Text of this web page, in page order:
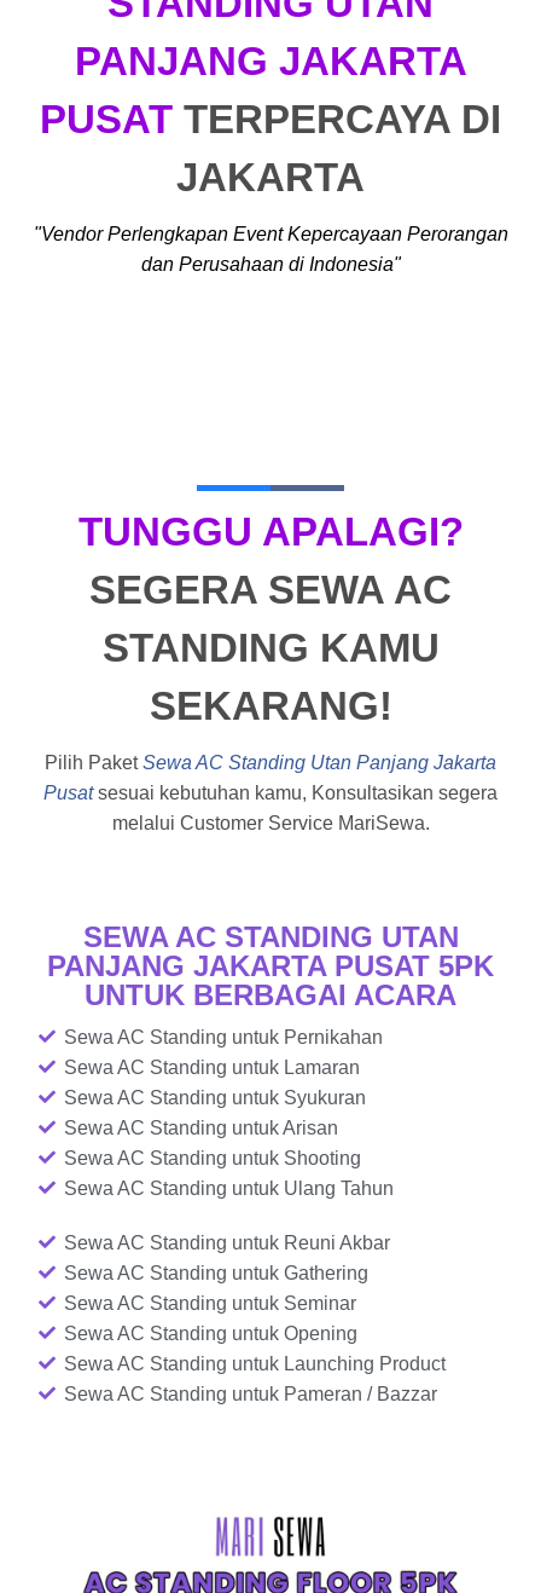
PANJANG JAKARTA
PUSAT TERPERCAYA DI
JAKARTA
"Vendor Perlengkapan Event Kepercayaan Perorangan
dan Perusahaan di Indonesia"
TUNGGU APALAGI?
SEGERA SEWA AC
STANDING KAMU
SEKARANG!
Pilih PaketSewa AC Standing Utan Panjang Jakarta
Pusatsesuai kebutuhan kamu, Konsultasikan segera
melalui Customer Service MariSewa.
SEWA AC STANDING UTAN
PANJANG JAKARTA PUSAT 5PK
UNTUK BERBAGAI ACARA
Sewa AC Standing untuk Pernikahan
Sewa AC Standing untuk Lamaran
Sewa AC Standing untuk Syukuran
Sewa AC Standing untuk Arisan
Sewa AC Standing untuk Shooting
Sewa AC Standing untuk Ulang Tahun
Sewa AC Standing untuk Reuni Akbar
Sewa AC Standing untuk Gathering
Sewa AC Standing untuk Seminar
Sewa AC Standing untuk Opening
Sewa AC Standing untuk Launching Product
Sewa AC Standing untuk Pameran / Bazzar